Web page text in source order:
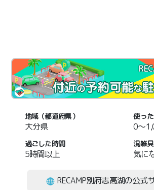
地域（都道府県）
大分県
使っ
0～
過ごした時間
5時間以上
混雑
気に
RECAMP別府志高湖の公式